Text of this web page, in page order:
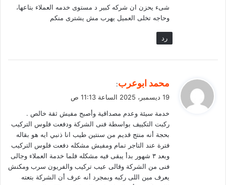
شىء يحزن ان شركه كبير د مستوى خدمه العملاء بتاعها،
وحاجه تخلى العميل يهرب مش يشترى منكم
رد
ل
محمد ابوعرب:
19 ديسمبر، 2025 الساعة 11:13 ص
خدمة سيئة وعدم مصداقية وأصبح مفيش ثقة خالص .
ركبت التكييف بواسطة فنى الشركة ودفعت فلوس التركيب
بحجة أنه منتج قديم من سنتين طيب انا ذنبي ايه هو بقاله
فترة عند التاجر تمام ومفيش مشكله دفعت فلوس التركيب
وبعد ٣ شهور بدأ يبقى فيه مشكله فلما خدمة العملاء وجالى
فنى من الشركة وقالى عيب تركيب والفريون سرب ومكنش
يعرف مين اللى ركبه وبمجرد أنه عرف أن الشركة بتعته